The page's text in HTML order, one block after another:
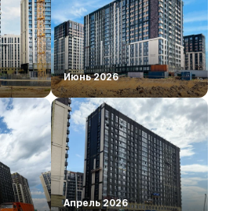
Июнь 2026
Апрель 2026